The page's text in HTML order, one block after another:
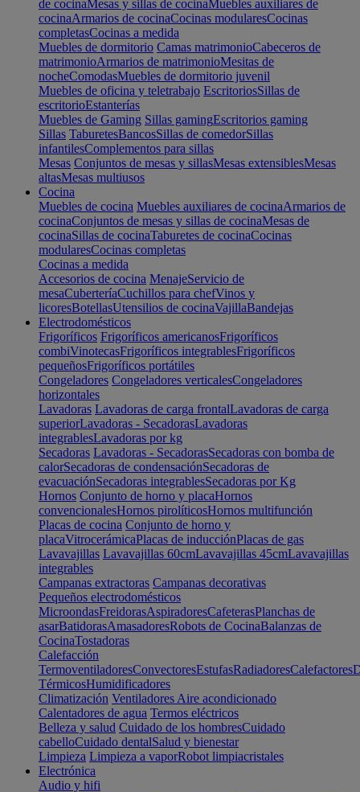
de cocinaMesas y sillas de cocinaMuebles auxiliares de
cocinaArmarios de cocinaCocinas modularesCocinas
completasCocinas a medida
Muebles de dormitorio Camas matrimonioCabeceros de
matrimonioArmarios de matrimonioMesitas de
nocheComodasMuebles de dormitorio juvenil
Muebles de oficina y teletrabajo EscritoriosSillas de
escritorioEstanterías
Muebles de Gaming Sillas gamingEscritorios gaming
Sillas TaburetesBancosSillas de comedorSillas
infantilesComplementos para sillas
Mesas Conjuntos de mesas y sillasMesas extensiblesMesas
altasMesas multiusos
Cocina
Muebles de cocina Muebles auxiliares de cocinaArmarios de
cocinaConjuntos de mesas y sillas de cocinaMesas de
cocinaSillas de cocinaTaburetes de cocinaCocinas
modularesCocinas completas
Cocinas a medida
Accesorios de cocina MenajeServicio de
mesaCuberteríaCuchillos para chefVinos y
licoresBotellasUtensilios de cocinaVajillaBandejas
Electrodomésticos
Frigoríficos Frigoríficos americanosFrigoríficos
combiVinotecasFrigoríficos integrablesFrigoríficos
pequeñosFrigoríficos portátiles
Congeladores Congeladores verticalesCongeladores
horizontales
Lavadoras Lavadoras de carga frontalLavadoras de carga
superiorLavadoras - SecadorasLavadoras
integrablesLavadoras por kg
Secadoras Lavadoras - SecadorasSecadoras con bomba de
calorSecadoras de condensaciónSecadoras de
evacuaciónSecadoras integrablesSecadoras por Kg
Hornos Conjunto de horno y placaHornos
convencionalesHornos pirolíticosHornos multifunción
Placas de cocina Conjunto de horno y
placaVitrocerámicaPlacas de inducciónPlacas de gas
Lavavajillas Lavavajillas 60cmLavavajillas 45cmLavavajillas
integrables
Campanas extractoras Campanas decorativas
Pequeños electrodomésticos
MicroondasFreidorasAspiradoresCafeterasPlanchas de
asarBatidorasAmasadoresRobots de CocinaBalanzas de
CocinaTostadoras
Calefacción
TermoventiladoresConvectoresEstufasRadiadoresCalefactores
TérmicosHumidificadores
Climatización Ventiladores Aire acondicionado
Calentadores de agua Termos eléctricos
Belleza y salud Cuidado de los hombresCuidado
cabelloCuidado dentalSalud y bienestar
Limpieza Limpieza a vaporRobot limpiacristales
Electrónica
Audio y hifi